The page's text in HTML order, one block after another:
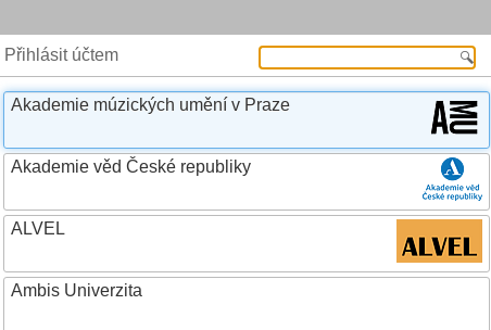
Přihlásit účtem
Akademie múzických umění v Praze
Akademie věd České republiky
ALVEL
Ambis Univerzita